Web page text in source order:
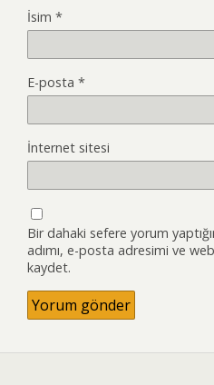
İsim *
E-posta *
İnternet sitesi
Bir dahaki sefere yorum
adımı, e-posta adresimi ve
kaydet.